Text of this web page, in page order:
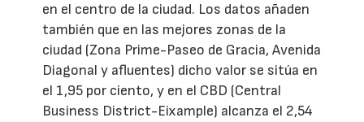
en el centro de la ciudad. Los datos añaden
también que en las mejores zonas de la
ciudad (Zona Prime-Paseo de Gracia, Avenida
Diagonal y afluentes) dicho valor se sitúa en
el 1,95 por ciento, y en el CBD (Central
Business District-Eixample) alcanza el 2,54